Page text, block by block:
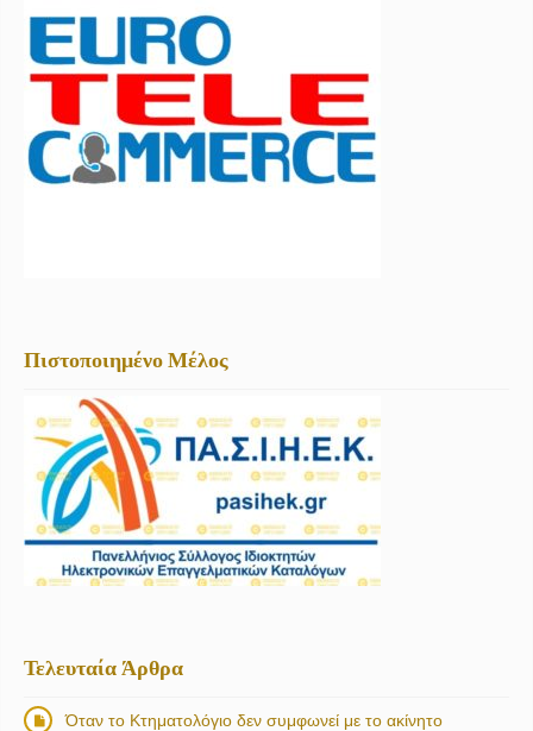
Πιστοποιημένο Μέλος
Τελευταία Άρθρα
Όταν το Κτηματολόγιο δεν συμφωνεί με το ακίνητο